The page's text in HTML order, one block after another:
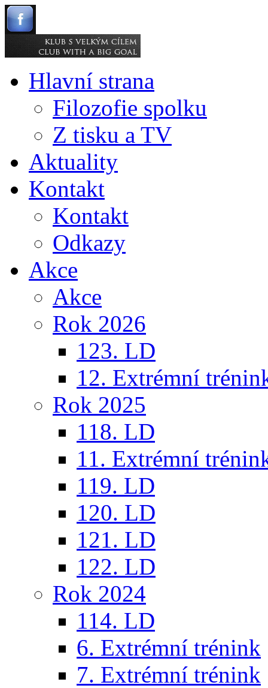
Hlavní strana
Filozofie spolku
Z tisku a TV
Aktuality
Kontakt
Kontakt
Odkazy
Akce
Akce
Rok 2026
123. LD
12. Extrémní
Rok 2025
118. LD
11. Extrémní
119. LD
120. LD
121. LD
122. LD
Rok 2024
114. LD
6. Extrémní trénink
7. Extrémní trénink